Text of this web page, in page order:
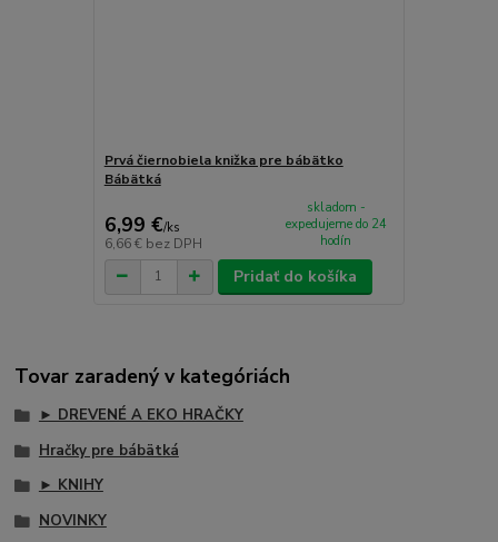
Prvá čiernobiela knižka pre bábätko
Bábätká
6,99 €/ks
6,66 € bez DPH
skladom -
expedujeme do 24
hodín
Pridať do košíka
Tovar zaradený v kategóriách
► DREVENÉ A EKO HRAČKY
Hračky pre bábätká
► KNIHY
NOVINKY